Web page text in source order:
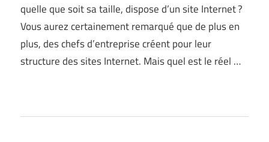
quelle que soit sa taille, dispose d’un site Internet ?
Vous aurez certainement remarqué que de plus en
plus, des chefs d’entreprise créent pour leur
structure des sites Internet. Mais quel est le réel …